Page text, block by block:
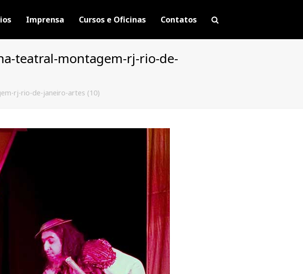
Imprensa Cursos e Oficinas Contatos
teatral-montagem-rj-rio-de-
rj-rio-de-janeiro-artes (10)